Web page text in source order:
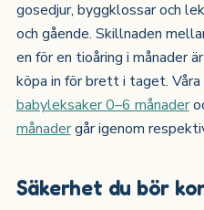
gosedjur, byggklossar och
och gående. Skillnaden
en för en tioåring i månader
köpa in för brett i taget.
babyleksaker 0–6 månader
månadergår igenom
Säkerhet du bör